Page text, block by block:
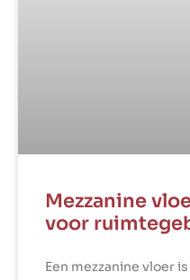
Mezzanine
voor
Een mezzanine vloer